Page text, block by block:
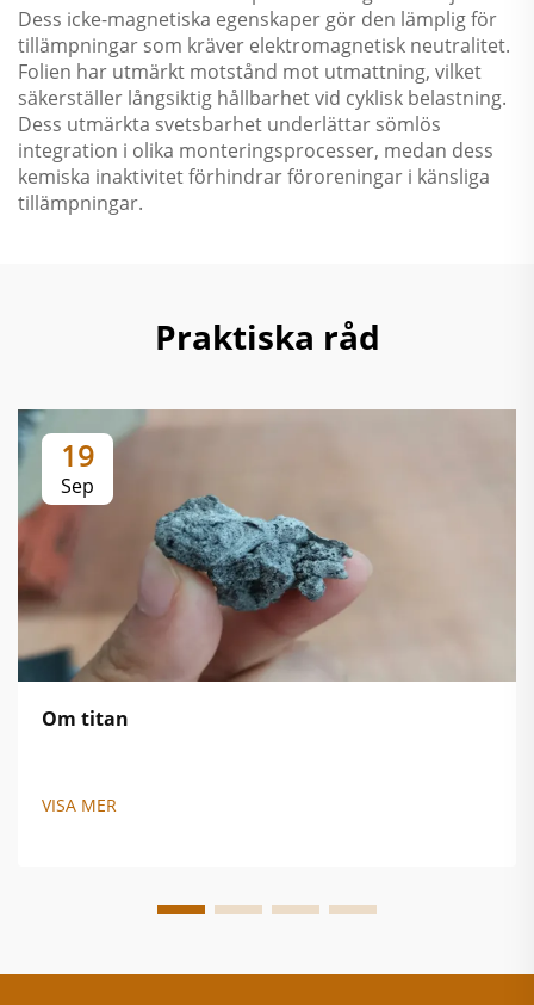
Dess icke-magnetiska egenskaper gör den lämplig för
tillämpningar som kräver elektromagnetisk neutralitet.
Folien har utmärkt motstånd mot utmattning, vilket
säkerställer långsiktig hållbarhet vid cyklisk belastning.
Dess utmärkta svetsbarhet underlättar sömlös
integration i olika monteringsprocesser, medan dess
kemiska inaktivitet förhindrar föroreningar i känsliga
tillämpningar.
Praktiska råd
19
Sep
Om titan
VISA MER